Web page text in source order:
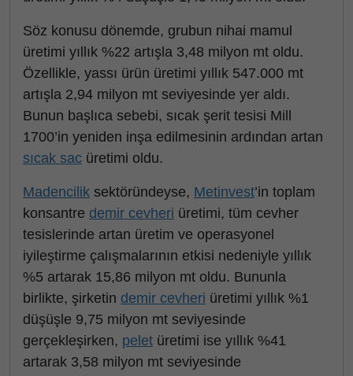
Söz konusu dönemde, grubun nihai mamul
üretimi yıllık %22 artışla 3,48 milyon mt oldu.
Özellikle, yassı ürün üretimi yıllık 547.000 mt
artışla 2,94 milyon mt seviyesinde yer aldı.
Bunun başlıca sebebi, sıcak şerit tesisi Mill
1700’in yeniden inşa edilmesinin ardından artan
sıcak sac üretimi oldu.
Madencilik sektöründeyse, Metinvest’in toplam
konsantre demir cevheri üretimi, tüm cevher
tesislerinde artan üretim ve operasyonel
iyileştirme çalışmalarının etkisi nedeniyle yıllık
%5 artarak 15,86 milyon mt oldu. Bununla
birlikte, şirketin demir cevheri üretimi yıllık %1
düşüşle 9,75 milyon mt seviyesinde
gerçekleşirken, pelet üretimi ise yıllık %41
artarak 3,58 milyon mt seviyesinde